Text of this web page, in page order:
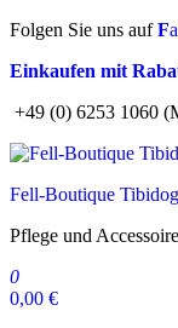
Zum
springen
Folgen Sie uns aufF
Einkaufen mit
+49 (0) 6253 1060
Fell-Boutique Tibidog
Pflege und
0
0,00 €